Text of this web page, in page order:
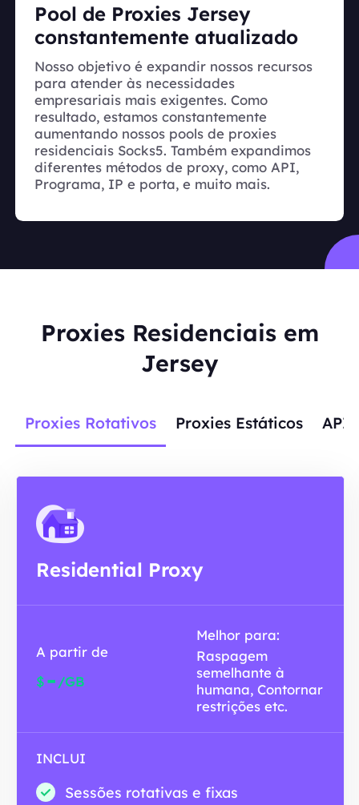
Pool de Proxies Jersey
constantemente atualizado
Nosso objetivo é expandir nossos recursos
para atender às necessidades
empresariais mais exigentes. Como
resultado, estamos constantemente
aumentando nossos pools de proxies
residenciais Socks5. Também expandimos
diferentes métodos de proxy, como API,
Programa, IP e porta, e muito mais.
Proxies Residenciais em
Jersey
Proxies Rotativos Proxies Estáticos
Residential Proxy
A partir de
$- /GB
Melhor para:
Raspagem
semelhante à
humana, Contornar
restrições etc.
INCLUI
Sessões rotativas e fixas